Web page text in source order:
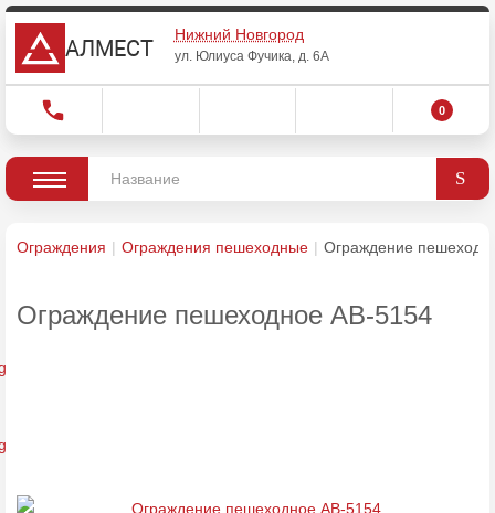
АЛМЕСТ
Нижний Новгород
ул. Юлиуса Фучика, д. 6А
0
Ограждения Ограждения пешеходные Ограждение
Ограждение пешеходное AB-5154